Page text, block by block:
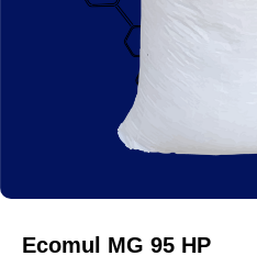
Ecomul MG 95 HP